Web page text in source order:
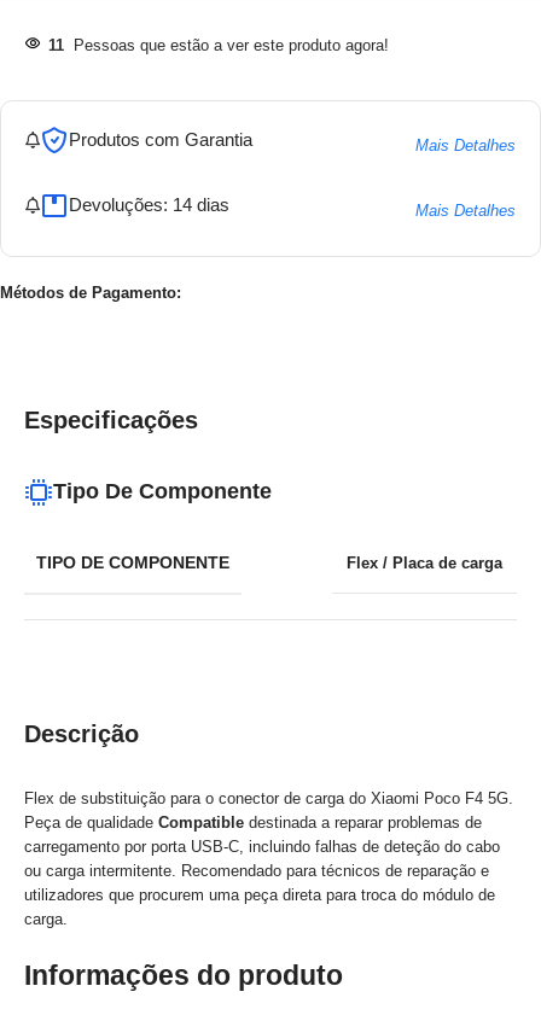
11 Pessoas que estão a ver este produto agora!
Produtos com Garantia Mais Detalhes
Devoluções: 14 dias Mais Detalhes
Métodos de Pagamento:
Descrição
Flex de substituição para o conector de carga do Xiaomi Poco F4 5G.
Peça de qualidade Compatible destinada a reparar problemas de
carregamento por porta USB-C, incluindo falhas de deteção do cabo
ou carga intermitente. Recomendado para técnicos de reparação e
utilizadores que procurem uma peça direta para troca do módulo de
carga.
Informações do produto
Especificações
Tipo De Componente
TIPO DE COMPONENTE Flex / Placa de carga